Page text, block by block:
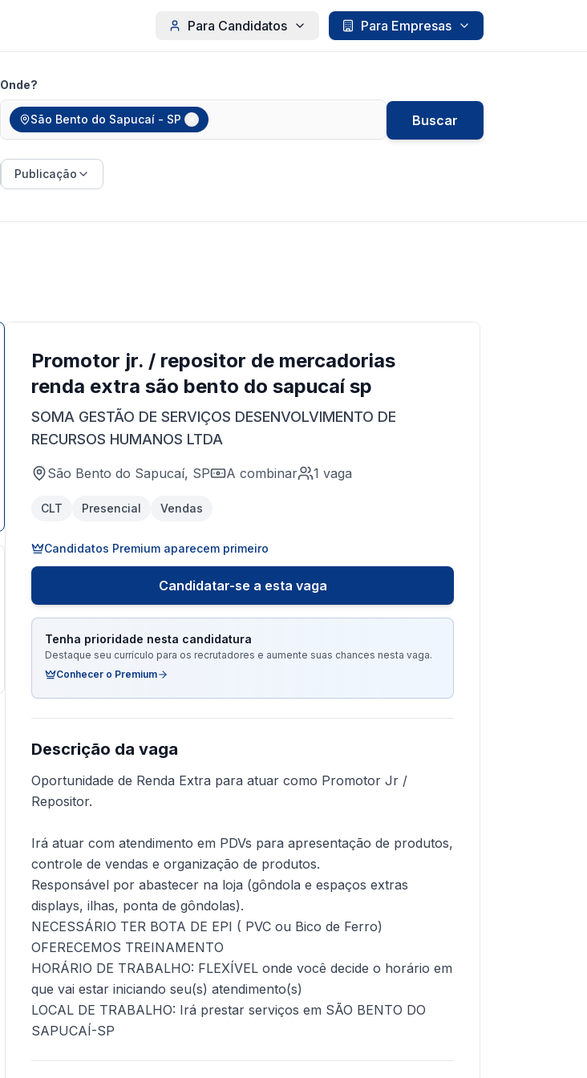
Para Candidatos Para Empresas
Onde?
São Bento do Sapucaí - SP Buscar
Publicação
Promotor jr. / repositor de mercadorias
renda extra são bento do sapucaí sp
SOMA GESTÃO DE SERVIÇOS DESENVOLVIMENTO DE
RECURSOS HUMANOS LTDA
São Bento do Sapucaí, SP A combinar 1 vaga
CLT Presencial Vendas
Candidatos Premium aparecem primeiro
Candidatar-se a esta vaga
Tenha prioridade nesta candidatura
Destaque seu currículo para os recrutadores e aumente suas chances nesta vaga.
Conhecer o Premium
Descrição da vaga
Oportunidade de Renda Extra para atuar como Promotor Jr /
Repositor.
Irá atuar com atendimento em PDVs para apresentação de produtos,
controle de vendas e organização de produtos.
Responsável por abastecer na loja (gôndola e espaços extras
displays, ilhas, ponta de gôndolas).
NECESSÁRIO TER BOTA DE EPI ( PVC ou Bico de Ferro)
OFERECEMOS TREINAMENTO
HORÁRIO DE TRABALHO: FLEXÍVEL onde você decide o horário em
que vai estar iniciando seu(s) atendimento(s)
LOCAL DE TRABALHO: Irá prestar serviços em SÃO BENTO DO
SAPUCAÍ-SP